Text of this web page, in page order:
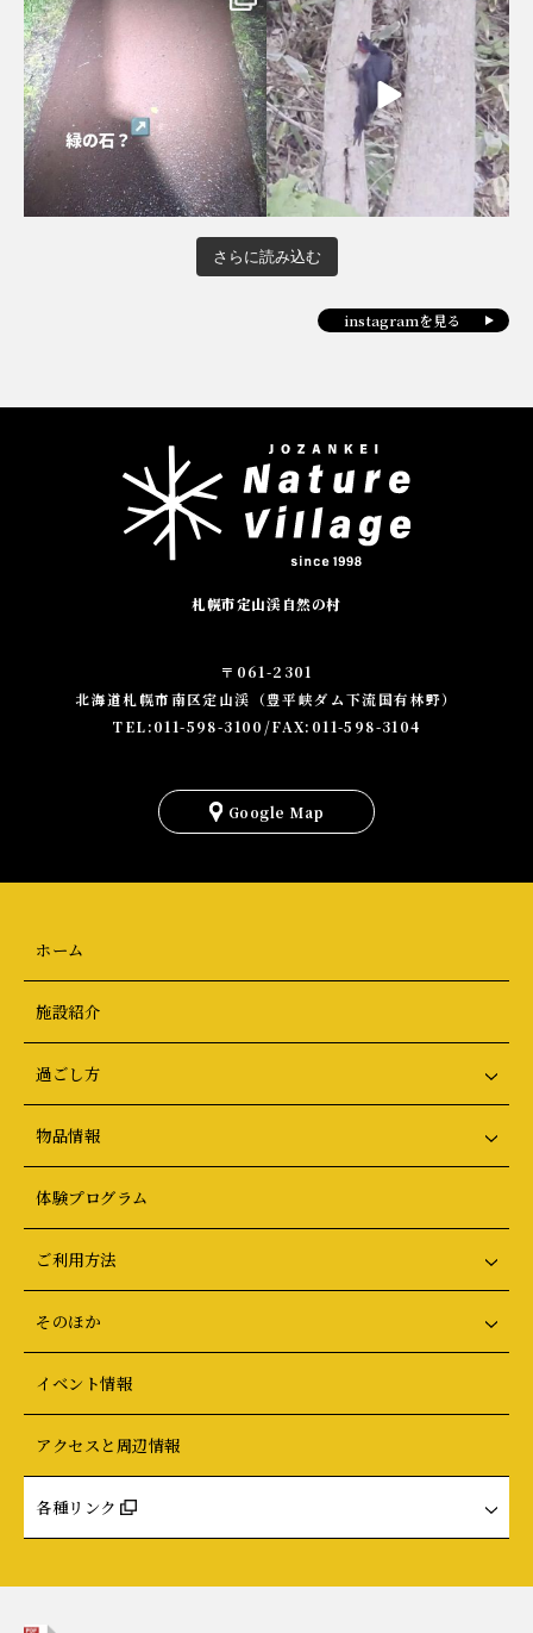
さらに読み込む
instagramを見る
札幌市定山渓自然の村
〒061-2301
北海道札幌市南区定山渓（豊平峡ダム下流国有林野）
TEL:011-598-3100/FAX:011-598-3104
Google Map
を
見
る
ホーム
施設紹介
過ごし方
物品情報
体験プログラム
ご利用方法
そのほか
イベント情報
アクセスと周辺情報
各種リンク